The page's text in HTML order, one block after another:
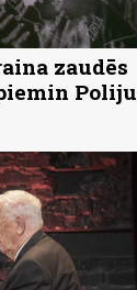
zaudēs
Poliju